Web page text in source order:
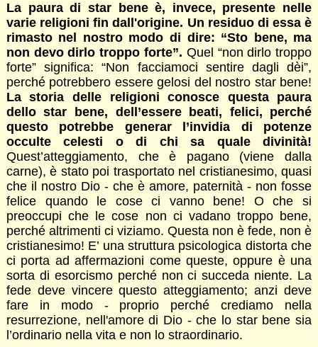
La paura di star bene è, invece, presente nelle
varie religioni fin dall'origine. Un residuo di essa è
rimasto nel nostro modo di dire: “Sto bene, ma
non devo dirlo troppo forte”. Quel “non dirlo troppo
forte” significa: “Non facciamoci sentire dagli dèi”,
perché potrebbero essere gelosi del nostro star bene!
La storia delle religioni conosce questa paura
dello star bene, dell’essere beati, felici, perché
questo potrebbe generar l’invidia di potenze
occulte celesti o di chi sa quale divinità!
Quest’atteggiamento, che è pagano (viene dalla
carne), è stato poi trasportato nel cristianesimo, quasi
che il nostro Dio - che è amore, paternità - non fosse
felice quando le cose ci vanno bene! O che si
preoccupi che le cose non ci vadano troppo bene,
perché altrimenti ci viziamo. Questa non è fede, non è
cristianesimo! E’ una struttura psicologica distorta che
ci porta ad affermazioni come queste, oppure è una
sorta di esorcismo perché non ci succeda niente. La
fede deve vincere questo atteggiamento; anzi deve
fare in modo - proprio perché crediamo nella
resurrezione, nell'amore di Dio - che lo star bene sia
l’ordinario nella vita e non lo straordinario.